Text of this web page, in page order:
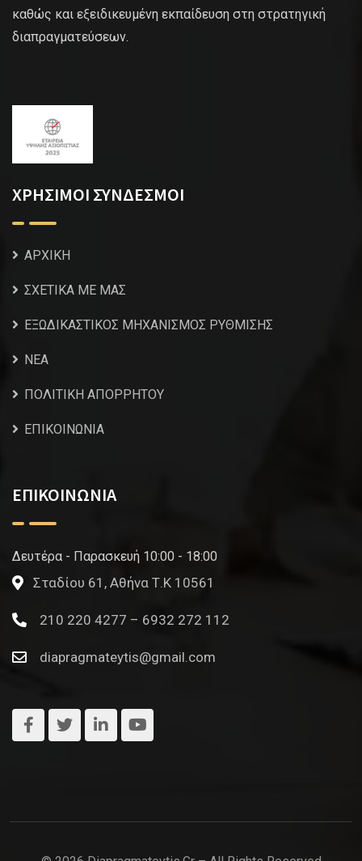
καθώς και εξειδικευμένη εκπαίδευση στη στρατηγική
διαπραγματεύσεων.
ΧΡΗΣΙΜΟΙ ΣΥΝΔΕΣΜΟΙ
ΑΡΧΙΚΗ
ΣΧΕΤΙΚΑ ΜΕ ΜΑΣ
ΕΞΩΔΙΚΑΣΤΙΚΟΣ ΜΗΧΑΝΙΣΜΟΣ ΡΥΘΜΙΣΗΣ
NEA
ΠΟΛΙΤΙΚΗ ΑΠΟΡΡΗΤΟΥ
ΕΠΙΚΟΙΝΩΝΙΑ
ΕΠΙΚΟΙΝΩΝΙΑ
Δευτέρα - Παρασκευή 10:00 - 18:00
Σταδίου 61, Αθήνα Τ.Κ 10561
210 220 4277 – 6932 272 112
diapragmateytis@gmail.com